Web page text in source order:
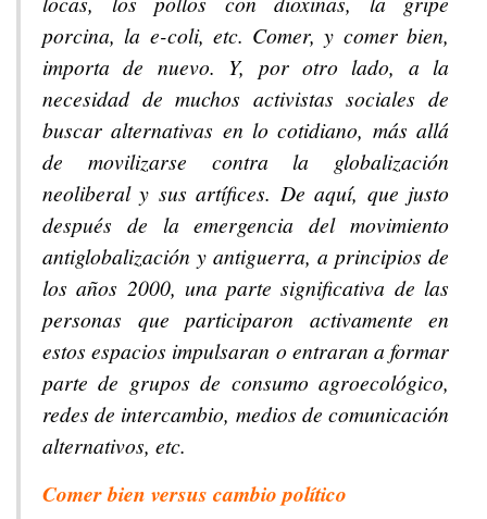
porcina, la e-coli, etc. Comer, y comer bien,
importa de nuevo. Y, por otro lado, a la
necesidad de muchos activistas sociales de
buscar alternativas en lo cotidiano, más allá
de movilizarse contra la globalización
neoliberal y sus artífices. De aquí, que justo
después de la emergencia del movimiento
antiglobalización y antiguerra, a principios de
los años 2000, una parte significativa de las
personas que participaron activamente en
estos espacios impulsaran o entraran a formar
parte de grupos de consumo agroecológico,
redes de intercambio, medios de comunicación
alternativos, etc.
Comer bien versus cambio político